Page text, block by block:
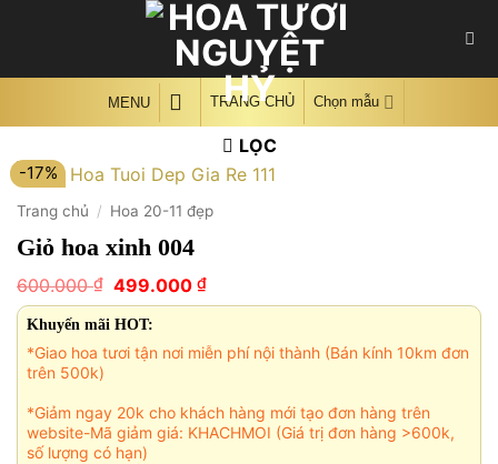
MENU TRANG CHỦ Chọn mẫu
LỌC
-17%
Trang chủ / Hoa 20-11 đẹp
Giỏ hoa xinh 004
600.000₫ Giá
gốc
là:
600.000 ₫.
499.000 ₫Giá
hiện
499.000 ₫.
Khuyến mãi HOT:
*Giao hoa tươi tận nơi miễn phí nội thành (Bán kính 10km đơn
trên 500k)
*Giảm ngay 20k cho khách hàng mới tạo đơn hàng trên
website-Mã giảm giá: KHACHMOI (Giá trị đơn hàng >600k,
số lượng có hạn)